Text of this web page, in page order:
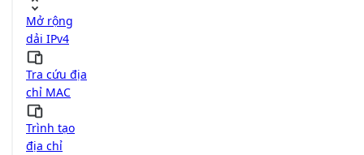
Mở rộng
dải IPv4
Tra cứu địa
chỉ MAC
Trình tạo
địa chỉ